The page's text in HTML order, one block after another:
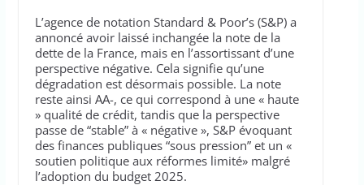
L’agence de notation Standard & Poor’s (S&P) a
annoncé avoir laissé inchangée la note de la
dette de la France, mais en l’assortissant d’une
perspective négative. Cela signifie qu’une
dégradation est désormais possible. La note
reste ainsi AA-, ce qui correspond à une « haute
» qualité de crédit, tandis que la perspective
passe de “stable” à « négative », S&P évoquant
des finances publiques “sous pression” et un «
soutien politique aux réformes limité» malgré
l’adoption du budget 2025.